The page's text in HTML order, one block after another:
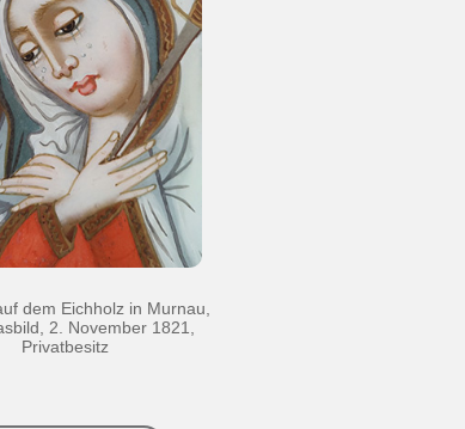
dem Eichholz in Murnau,
2. November 1821,
Privatbesitz